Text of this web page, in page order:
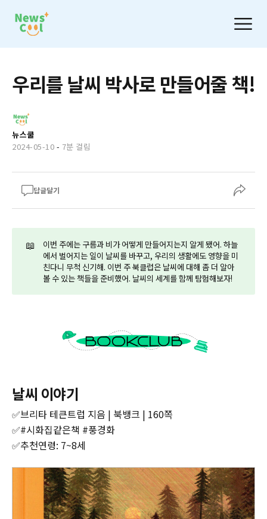
우리를 날씨 박사로 만들어줄 책!
뉴스쿨
2024-05-10 - 7분 걸림
답글달기
📖
이번 주에는 구름과 비가 어떻게 만들어지는지 알게 됐어. 하늘
에서 벌어지는 일이 날씨를 바꾸고, 우리의 생활에도 영향을 미
친다니 무척 신기해. 이번 주 북클럽은 날씨에 대해 좀 더 알아
볼 수 있는 책들을 준비했어. 날씨의 세계를 함께 탐험해보자!
날씨 이야기
✅브리타 테큰트럽 지음 | 북뱅크 | 160쪽
✅#시화집같은책 #풍경화
✅추천연령: 7~8세